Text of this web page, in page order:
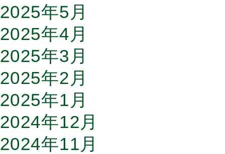
2025年5月
2025年4月
2025年3月
2025年2月
2025年1月
2024年12月
2024年11月